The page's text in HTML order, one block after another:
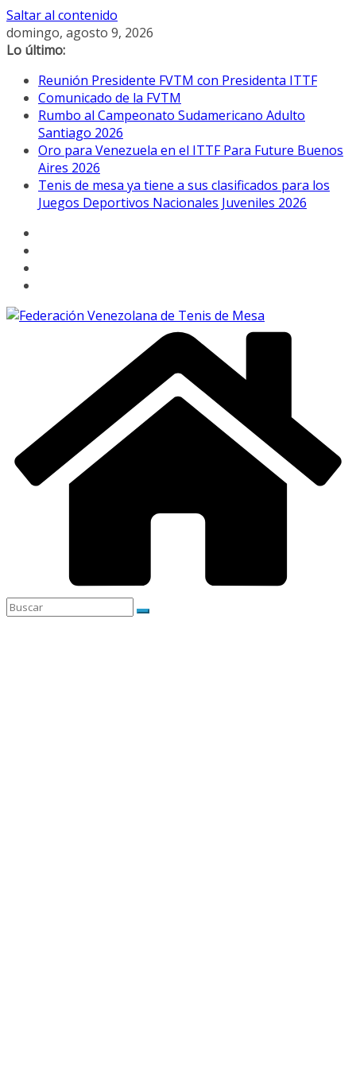
Saltar al contenido
domingo, agosto 9, 2026
Lo último:
Reunión Presidente FVTM con Presidenta ITTF
Comunicado de la FVTM
Rumbo al Campeonato Sudamericano Adulto
Santiago 2026
Oro para Venezuela en el ITTF Para Future Buenos
Aires 2026
Tenis de mesa ya tiene a sus clasificados para los
Juegos Deportivos Nacionales Juveniles 2026